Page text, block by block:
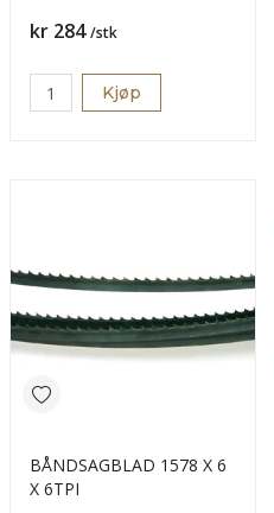
Pris
kr 284 /stk
Kjøp
BÅNDSAGBLAD 1578 X 6
X 6TPI